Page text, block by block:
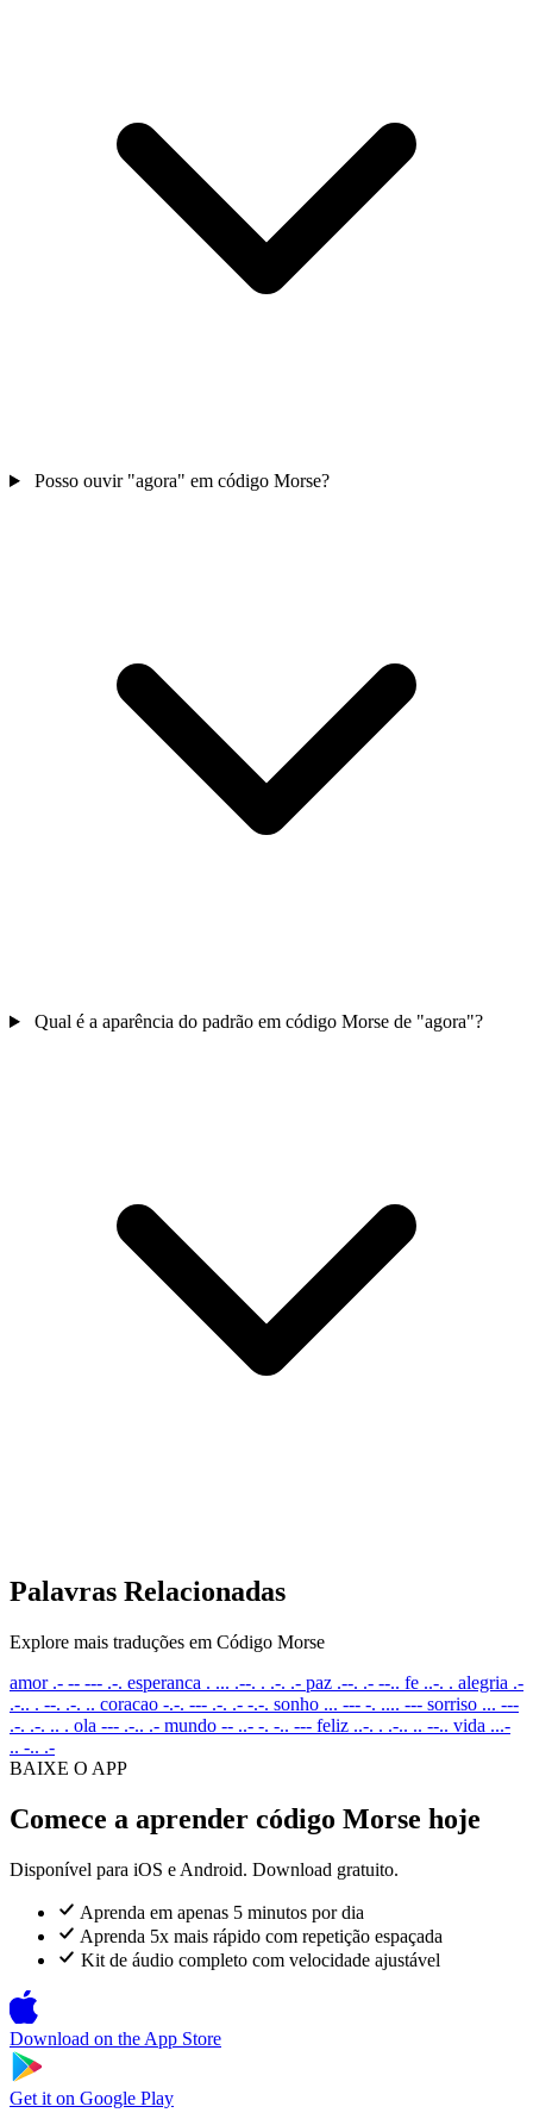
Posso ouvir "agora" em código Morse?
Qual é a aparência do padrão em código Morse de "agora"?
Palavras Relacionadas
Explore mais traduções em Código Morse
amor .- -- --- .-. esperanca . ... .--. . .-. .- paz .--. .- --.. fe ..-. . alegria .-
.-.. . --. .-. .. coracao -.-. --- .-. .- -.-. sonho ... --- -. .... --- sorriso ... ---
.-. .-. .. . ola --- .-.. .- mundo -- ..- -. -.. --- feliz ..-. . .-.. .. --.. vida ...-
.. -.. .-
BAIXE O APP
Comece a aprender código Morse hoje
Disponível para iOS e Android. Download gratuito.
Aprenda em apenas 5 minutos por dia
Aprenda 5x mais rápido com repetição espaçada
Kit de áudio completo com velocidade ajustável
Download on the App Store
Get it on Google Play